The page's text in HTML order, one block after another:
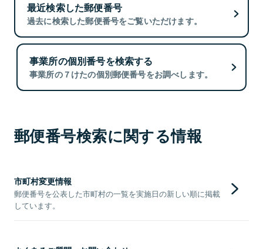
最近検索した郵便番号
過去に検索した郵便番号をご覧いただけます。
事業所の個別番号を検索する
事業所の７けたの個別郵便番号をお調べします。
郵便番号検索に関する情報
市町村変更情報
郵便番号を公表した市町村の一覧を実施日の新しい順に掲載
しています。